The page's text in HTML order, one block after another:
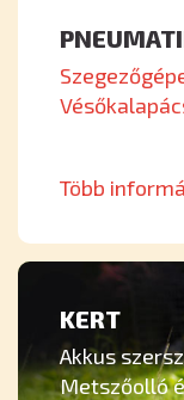
Több
KERT
Akkus
Metszőolló